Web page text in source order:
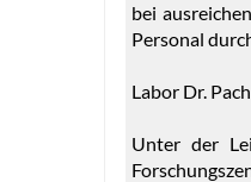
bei
Personal
Labor Dr.
Unter der